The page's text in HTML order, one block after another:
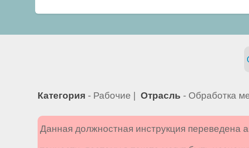
Категория - Рабочие | Отрасль - Обработка
Данная должностная инструкция переведена